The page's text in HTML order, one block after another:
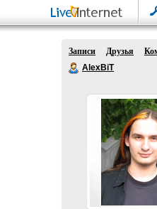
Записи Друзья
AlexBiT